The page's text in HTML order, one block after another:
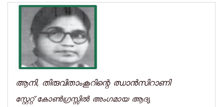
ആനി, തിരുവിതാംകൂറിന്റെ ഝാൻസിറാണി
സ്റ്റേറ്റ് കോൺഗ്രസ്സിൽ അംഗമായ ആദ്യ